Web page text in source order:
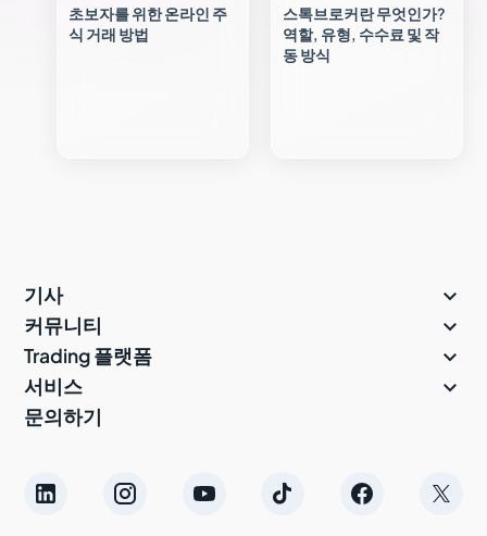
초보자를 위한 온라인 주
식 거래 방법
스톡브로커란 무엇인가?
역할, 유형, 수수료 및 작
동 방식
기사 
커뮤니티 
Trading 플랫폼 
서비스 
문의하기